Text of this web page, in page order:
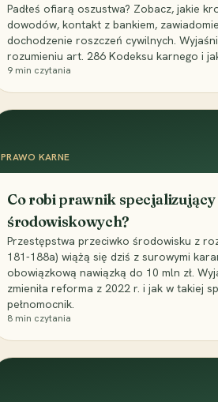
Padłeś ofiarą oszustwa? Zobacz, jakie
dowodów, kontakt z bankiem,
dochodzenie roszczeń cywilnych.
rozumieniu art. 286 Kodeksu karnego i
9 min czytania
PRAWO KARNE
Co robi prawnik
środowiskowych?
Przestępstwa przeciwko środowisku z
181-188a) wiążą się dziś z surowymi
obowiązkową nawiązką do 10 mln zł.
zmieniła reforma z 2022 r. i jak w takiej
pełnomocnik.
8 min czytania